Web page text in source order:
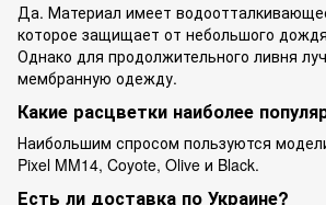
Да. Материал имеет
которое защищает от небольшого
Однако для продолжительного ливня
мембранную одежду.
Какие расцветки наиболее
Наибольшим спросом пользуются
Pixel MM14, Coyote, Olive и Black.
Есть ли доставка по Украине?